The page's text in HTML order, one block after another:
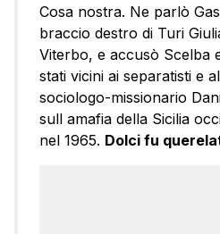
Cosa nostra. Ne parlò
braccio destro di Turi
Viterbo, e accusò Scelba
stati vicini ai separatisti e
sociologo-missionario
sull amafia della Sicilia
nel 1965. Dolci fu